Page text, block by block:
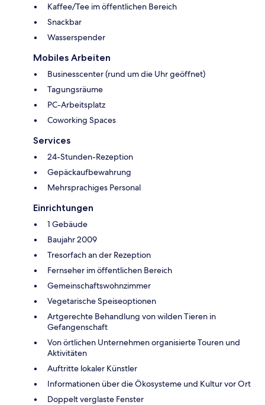
Kaffee/Tee im öffentlichen Bereich
Snackbar
Wasserspender
Mobiles Arbeiten
Businesscenter (rund um die Uhr geöffnet)
Tagungsräume
PC-Arbeitsplatz
Coworking Spaces
Services
24-Stunden-Rezeption
Gepäckaufbewahrung
Mehrsprachiges Personal
Einrichtungen
1 Gebäude
Baujahr 2009
Tresorfach an der Rezeption
Fernseher im öffentlichen Bereich
Gemeinschaftswohnzimmer
Vegetarische Speiseoptionen
Artgerechte Behandlung von wilden Tieren in
Gefangenschaft
Von örtlichen Unternehmen organisierte Touren und
Aktivitäten
Auftritte lokaler Künstler
Informationen über die Ökosysteme und Kultur vor Ort
Doppelt verglaste Fenster